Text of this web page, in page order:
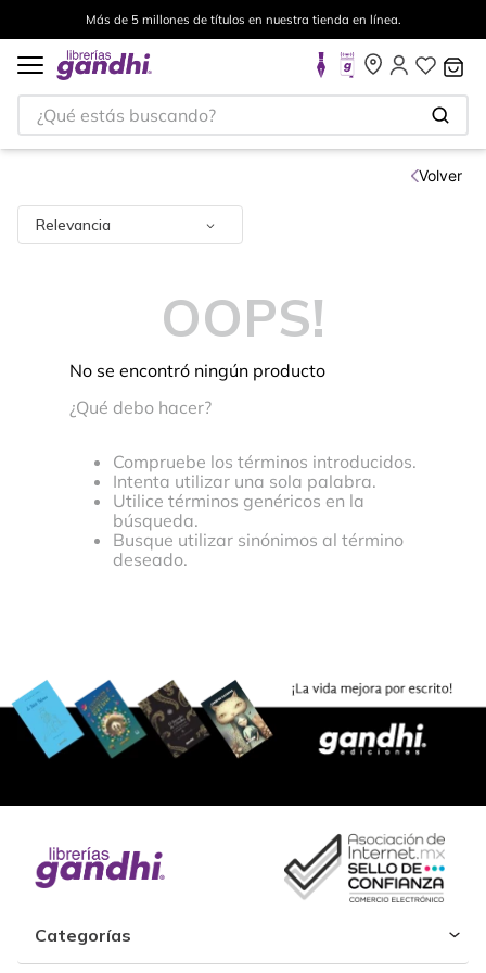
Más de 5 millones de títulos en nuestra tienda en línea.
¿Qué estás buscando?
Volver
Relevancia
OOPS!
No se encontró ningún producto
¿Qué debo hacer?
Compruebe los términos introducidos.
Intenta utilizar una sola palabra.
Utilice términos genéricos en la
búsqueda.
Busque utilizar sinónimos al término
deseado.
Categorías